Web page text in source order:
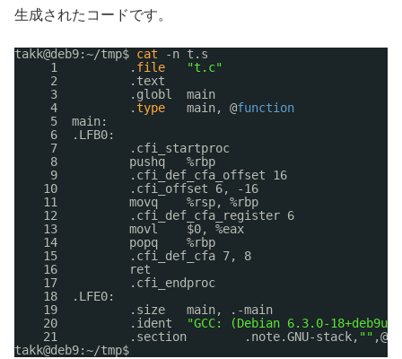
生成されたコードです。
takk@deb9:~/tmp$ cat
-n t.s
1          . file
"t.c"
2          .text
3          .globl  main
4          .type main, @function
5  main:
6  .LFB0:
7          .cfi_startproc
8          pushq   %rbp
9          .cfi_def_cfa_offset 16
10          .cfi_offset 6, -16
11          movq    %rsp, %rbp
12          .cfi_def_cfa_register 6
13          movl    $0, %eax
14          popq    %rbp
15          .cfi_def_cfa 7, 8
16          ret
17          .cfi_endproc
18  .LFE0:
19          .size   main, .-main
20          .ident
"GCC: (Debian 6.3.0-
21          .section        .note.GNU-stack, ""
takk@deb9:~/tmp$